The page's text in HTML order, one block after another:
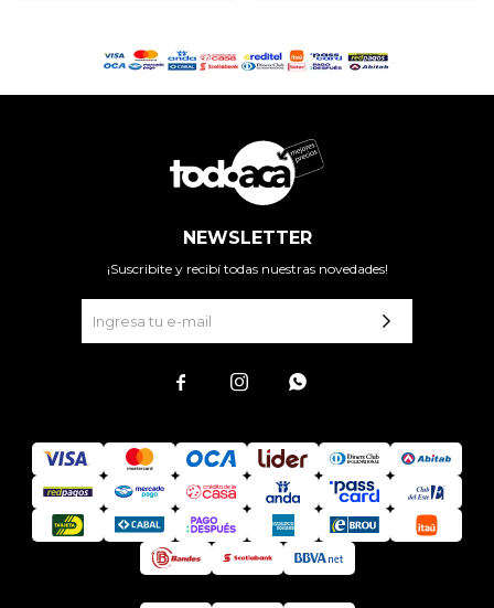
NEWSLETTER
¡Suscribite y recibí todas nuestras novedades!
  